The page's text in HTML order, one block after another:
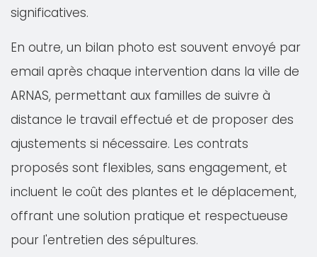
significatives.
En outre, un bilan photo est souvent envoyé par
email après chaque intervention dans la ville de
ARNAS, permettant aux familles de suivre à
distance le travail effectué et de proposer des
ajustements si nécessaire. Les contrats
proposés sont flexibles, sans engagement, et
incluent le coût des plantes et le déplacement,
offrant une solution pratique et respectueuse
pour l'entretien des sépultures.